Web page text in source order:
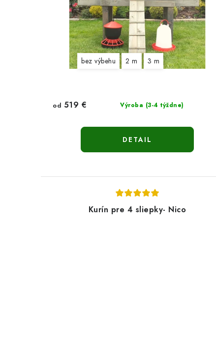
bez výbehu 2 m 3 m
Výroba (3-4 týždne)
od 519 €
DETAIL
Kurín pre 4 sliepky- Nico